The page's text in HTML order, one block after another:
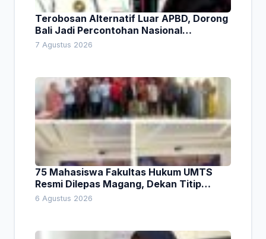
Terobosan Alternatif Luar APBD, Dorong
Bali Jadi Percontohan Nasional
Pembiayaan Daerah
7 Agustus 2026
75 Mahasiswa Fakultas Hukum UMTS
Resmi Dilepas Magang, Dekan Titip
Empat Pesan Penting
6 Agustus 2026